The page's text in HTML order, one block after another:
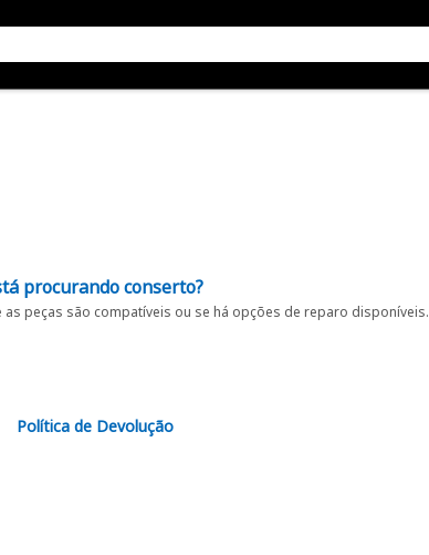
procurando conserto?
peças são compatíveis ou se há opções de reparo disponíveis.
Política de Devolução